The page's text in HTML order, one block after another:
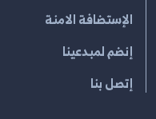
الإستضافة الامنة
إنضم لمبدعينا
إتصل بنا